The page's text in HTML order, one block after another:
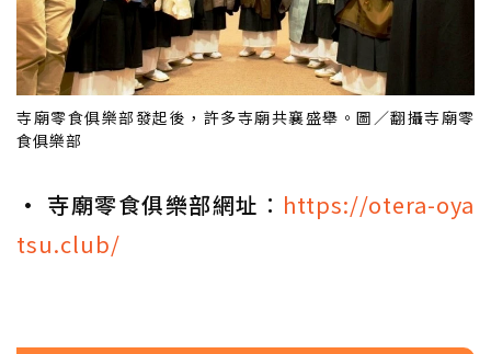
寺廟零食俱樂部發起後，許多寺廟共襄盛舉。圖／翻攝寺廟零
食俱樂部
• 寺廟零食俱樂部網址 ： https://otera-oya
tsu.club/